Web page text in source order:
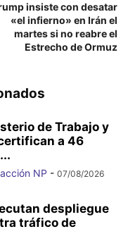
insiste con desatar
«el infierno» en Irán el
martes si no reabre el
Estrecho de Ormuz
de Trabajo y
a 46
NP - 07/08/2026
despliegue
tráfico de